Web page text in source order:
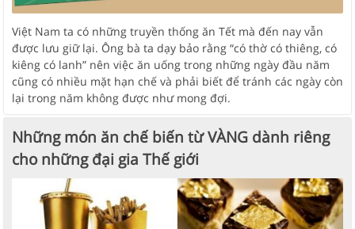
Việt Nam ta có những truyền thống ăn Tết mà đến nay vẫn
được lưu giữ lại. Ông bà ta dạy bảo rằng “có thờ có thiêng, có
kiêng có lanh” nên việc ăn uống trong những ngày đầu năm
cũng có nhiều mặt hạn chế và phải biết để tránh các ngày còn
lại trong năm không được như mong đợi.
Những món ăn chế biến từ VÀNG dành riêng
cho những đại gia Thế giới